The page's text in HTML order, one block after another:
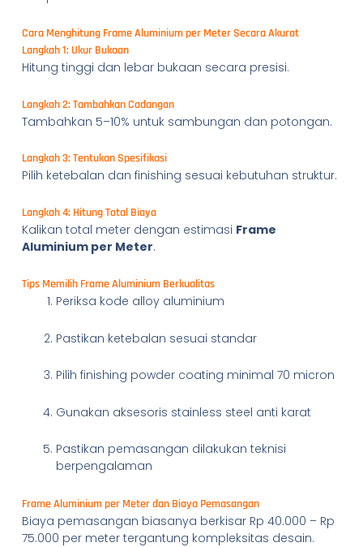
Cara Menghitung Frame Aluminium per Meter Secara Akurat
Langkah 1: Ukur Bukaan
Hitung tinggi dan lebar bukaan secara presisi.
Langkah 2: Tambahkan Cadangan
Tambahkan 5–10% untuk sambungan dan potongan.
Langkah 3: Tentukan Spesifikasi
Pilih ketebalan dan finishing sesuai kebutuhan struktur.
Langkah 4: Hitung Total Biaya
Kalikan total meter dengan estimasi Frame
Aluminium per Meter.
Tips Memilih Frame Aluminium Berkualitas
Periksa kode alloy aluminium
Pastikan ketebalan sesuai standar
Pilih finishing powder coating minimal 70 micron
Gunakan aksesoris stainless steel anti karat
Pastikan pemasangan dilakukan teknisi
berpengalaman
Frame Aluminium per Meter dan Biaya Pemasangan
Biaya pemasangan biasanya berkisar Rp 40.000 – Rp
75.000 per meter tergantung kompleksitas desain.